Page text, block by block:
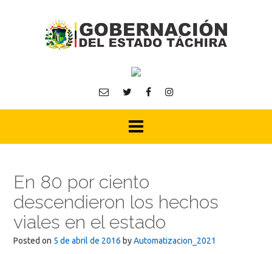
En 80 por ciento
descendieron los hechos
viales en el estado
Posted on 5 de abril de 2016 byAutomatizacion_2021